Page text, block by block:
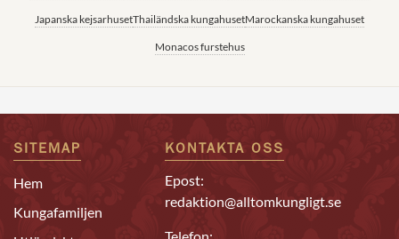
Japanska kejsarhusetThailändska kungahusetMarockanska kungahuset
Monacos furstehus
SITEMAP
Hem
Kungafamiljen
KONTAKTA OSS
Epost:
redaktion@alltomkungligt.se